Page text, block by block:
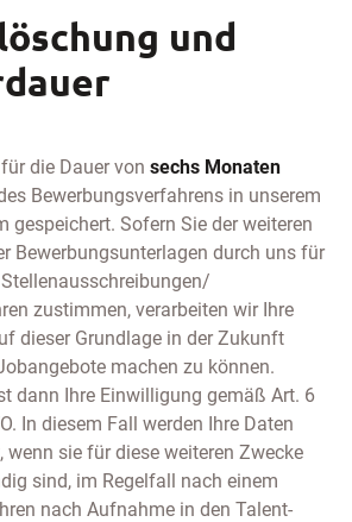
und
die Dauer vonsechs Monaten
Bewerbungsverfahrens in unserem
gespeichert. Sofern Sie der weiteren
Bewerbungsunterlagen durch uns für
zustimmen, verarbeiten wir Ihre
dieser Grundlage in der Zukunft
machen zu können.
dann Ihre Einwilligung gemäß Art. 6
In diesem Fall werden Ihre Daten
wenn sie für diese weiteren Zwecke
sind, im Regelfall nach einem
nach Aufnahme in den Talent-